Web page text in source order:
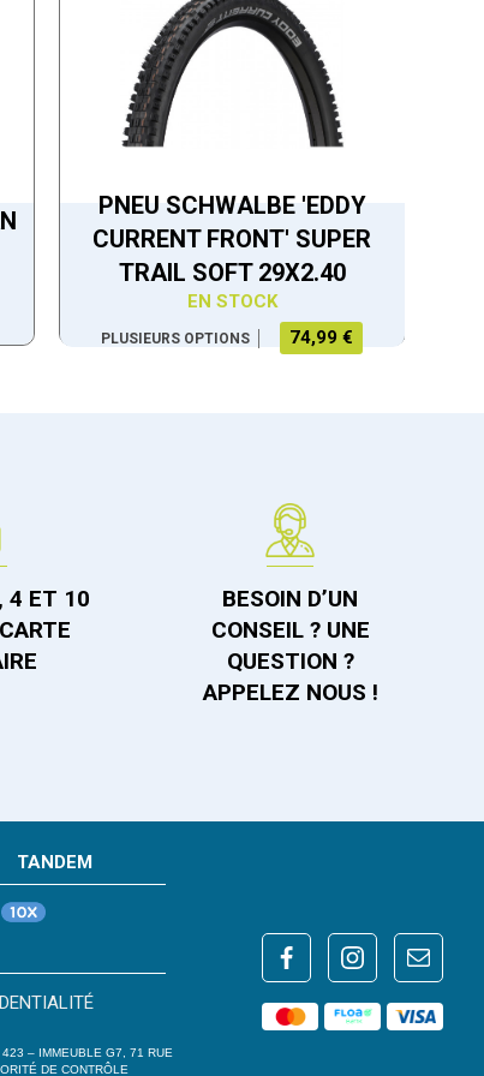
PNEU SCHWALBE 'EDDY
CURRENT FRONT' SUPER
TRAIL SOFT 29X2.40
EN STOCK
PLUSIEURS OPTIONS 74,99 €
4 ET 10
BESOIN D’UN
CONSEIL ? UNE
QUESTION ?
APPELEZ NOUS !
TANDEM
423 – IMMEUBLE G7, 71 RUE
DE CONTRÔLE